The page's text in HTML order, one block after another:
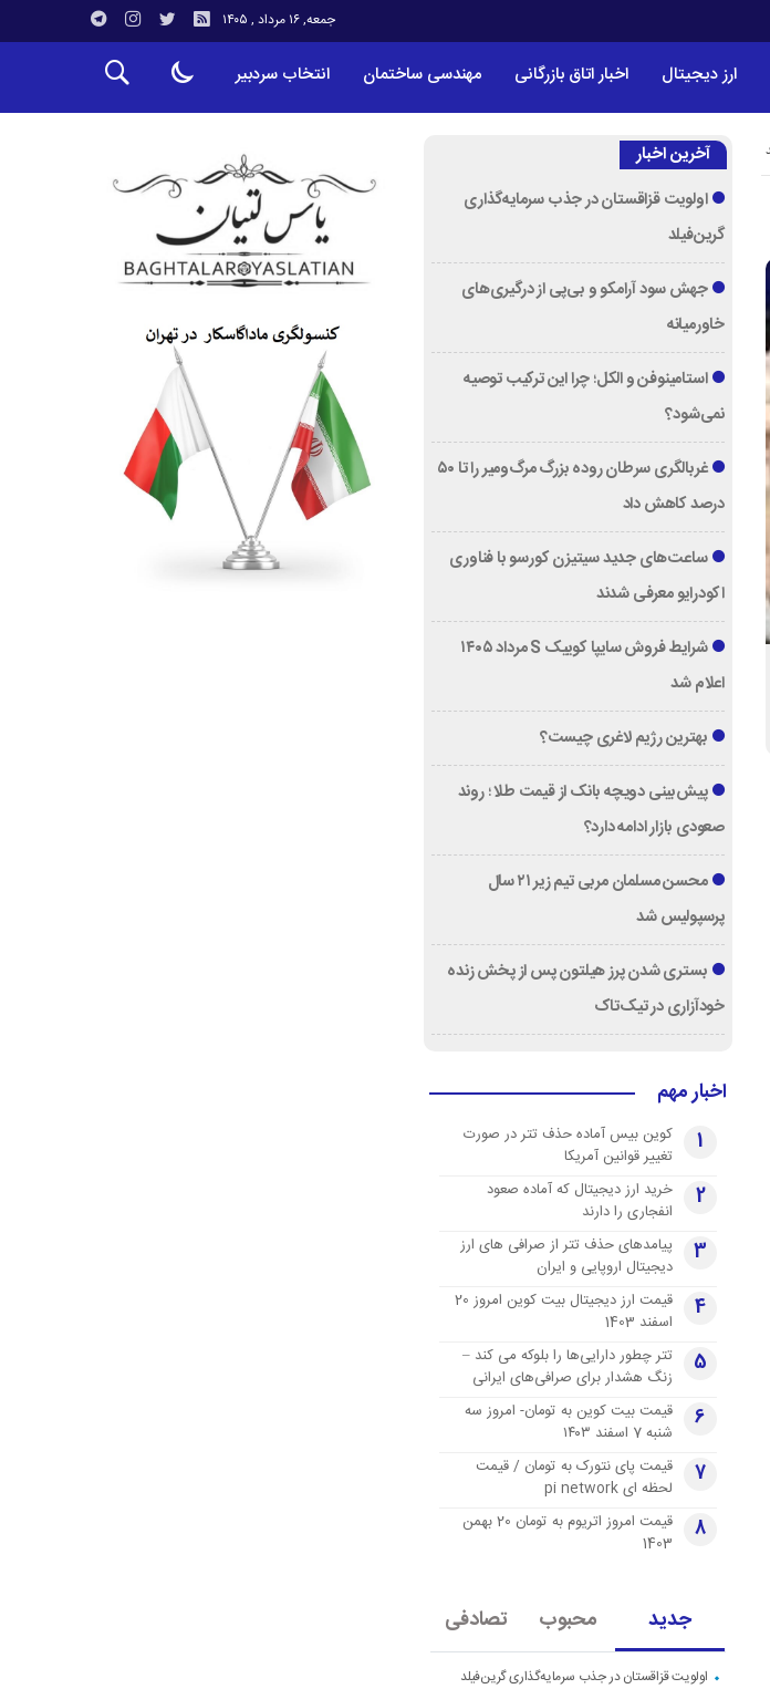
جمعه, ۱۶ مرداد , ۱۴۰۵
ارز دیجیتال اخبار اتاق بازرگانی مهندسی ساختمان انتخاب سردبیر
آخرین اخبار
اولویت قزاقستان در جذب سرمایه‌گذاری
گرین‌فیلد
جهش سود آرامکو و بی‌پی از درگیری‌های
خاورمیانه
استامینوفن و الکل؛ چرا این ترکیب توصیه
نمی‌شود؟
غربالگری سرطان روده بزرگ مرگ‌ومیر را تا ۵۰
درصد کاهش داد
ساعت‌های جدید سیتیزن کورسو با فناوری
اکودرایو معرفی شدند
شرایط فروش سایپا کوییک S مرداد ۱۴۰۵
اعلام شد
بهترین رژیم لاغری چیست؟
پیش‌بینی دویچه‌ بانک از قیمت طلا ؛ روند
صعودی بازار ادامه دارد؟
محسن مسلمان مربی تیم زیر ۲۱ سال
پرسپولیس شد
بستری شدن پرز هیلتون پس از پخش زنده
خودآزاری در تیک‌تاک
اخبار مهم
1
کوین بیس آماده حذف تتر در صورت
تغییر قوانین آمریکا
2
خرید ارز دیجیتال که آماده صعود
انفجاری را دارند
3
پیامدهای حذف تتر از صرافی های ارز
دیجیتال اروپایی و ایران
4
قیمت ارز دیجیتال بیت کوین امروز 20
اسفند 1403
5
تتر چطور دارایی‌ها را بلوکه می کند –
زنگ هشدار برای صرافی‌های ایرانی
6
قیمت بیت کوین به تومان- امروز سه
شنبه 7 اسفند ۱۴۰۳
7
قیمت پای نتورک به تومان / قیمت
لحظه ای pi network
8
قیمت امروز اتریوم به تومان 20 بهمن
1403
جدید محبوب تصادفی
اولویت قزاقستان در جذب سرمایه‌گذاری گرین‌فیلد